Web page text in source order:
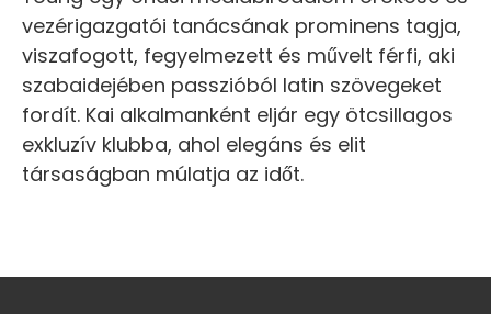
vezérigazgatói tanácsának prominens tagja,
viszafogott, fegyelmezett és művelt férfi, aki
szabaidejében passzióból latin szövegeket
fordít. Kai alkalmanként eljár egy ötcsillagos
exkluzív klubba, ahol elegáns és elit
társaságban múlatja az időt.